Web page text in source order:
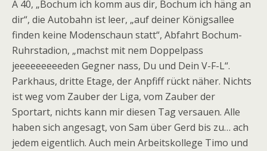
A 40, „Bochum ich komm aus dir, Bochum ich häng an
dir“, die Autobahn ist leer, „auf deiner Königsallee
finden keine Modenschaun statt“, Abfahrt Bochum-
Ruhrstadion, „machst mit nem Doppelpass
jeeeeeeeeeden Gegner nass, Du und Dein V-F-L“.
Parkhaus, dritte Etage, der Anpfiff rückt näher. Nichts
ist weg vom Zauber der Liga, vom Zauber der
Sportart, nichts kann mir diesen Tag versauen. Alle
haben sich angesagt, von Sam über Gerd bis zu… ach
jedem eigentlich. Auch mein Arbeitskollege Timo und